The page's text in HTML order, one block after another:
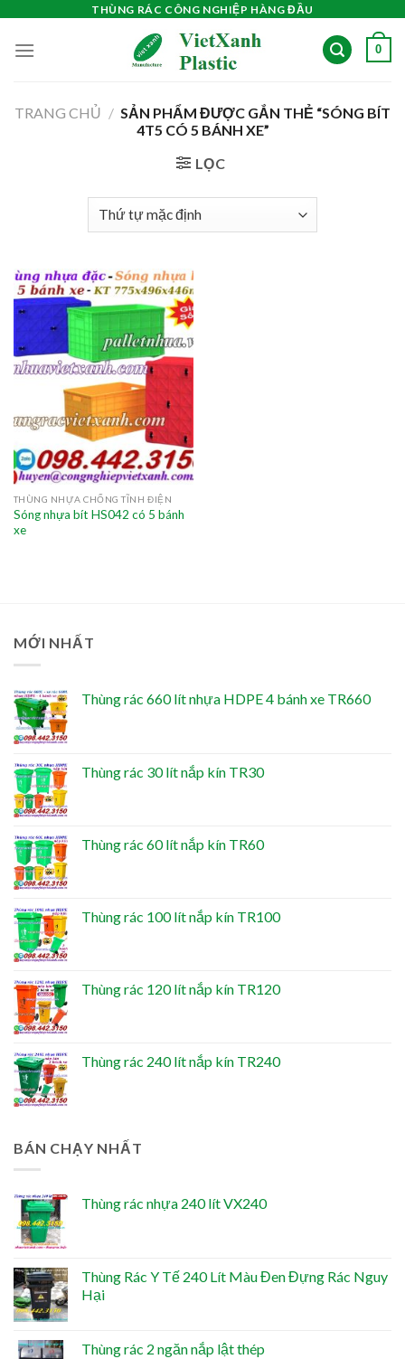
content
THÙNG RÁC CÔNG NGHIỆP HÀNG ĐẦU
0
TRANG CHỦ / SẢN PHẨM ĐƯỢC GẮN THẺ “SÓNG BÍT
4T5 CÓ 5 BÁNH XE”
LỌC
THÙNG NHỰA CHỐNG TĨNH ĐIỆN
Sóng nhựa bít HS042 có 5 bánh
xe
MỚI NHẤT
Thùng rác 660 lít nhựa HDPE 4 bánh xe TR660
Thùng rác 30 lít nắp kín TR30
Thùng rác 60 lít nắp kín TR60
Thùng rác 100 lít nắp kín TR100
Thùng rác 120 lít nắp kín TR120
Thùng rác 240 lít nắp kín TR240
BÁN CHẠY NHẤT
Thùng rác nhựa 240 lít VX240
Thùng Rác Y Tế 240 Lít Màu Đen Đựng Rác Nguy
Hại
Thùng rác 2 ngăn nắp lật thép